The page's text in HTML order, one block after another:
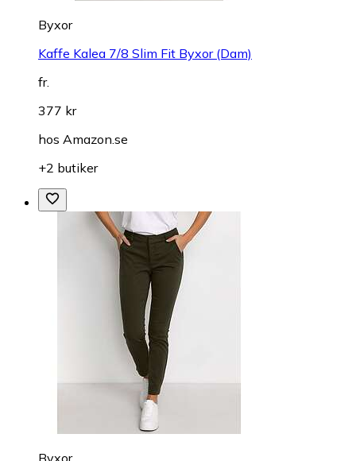
Byxor
Kaffe Kalea 7/8 Slim Fit Byxor (Dam)
fr.
377 kr
hos Amazon.se
+2 butiker